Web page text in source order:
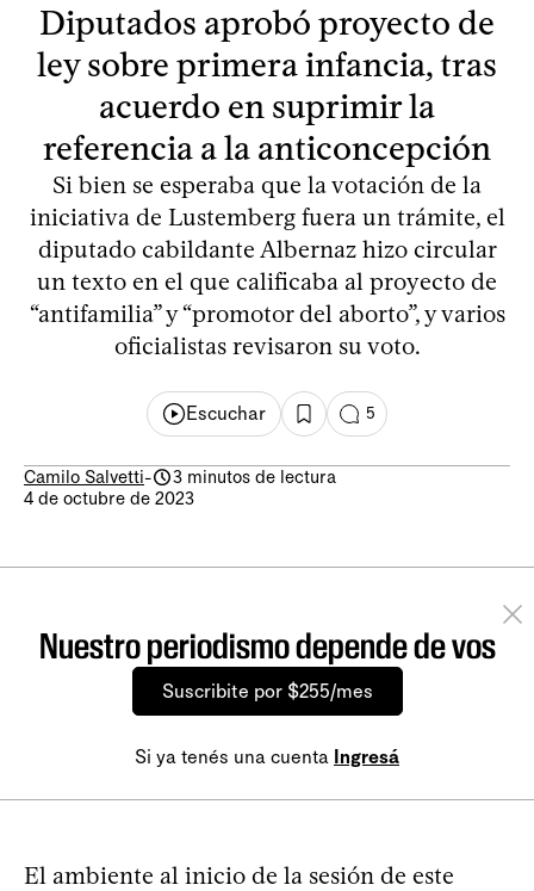
Diputados aprobó proyecto de
ley sobre primera infancia, tras
acuerdo en suprimir la
referencia a la anticoncepción
Si bien se esperaba que la votación de la
iniciativa de Lustemberg fuera un trámite, el
diputado cabildante Albernaz hizo circular
un texto en el que calificaba al proyecto de
“antifamilia” y “promotor del aborto”, y varios
oficialistas revisaron su voto.
Escuchar 5
Camilo Salvetti-
3 minutos de lectura
4 de octubre de 2023
Nuestro periodismo depende de vos
Suscribite por $255/mes
Si ya tenés una cuenta Ingresá
El ambiente al inicio de la sesión de este